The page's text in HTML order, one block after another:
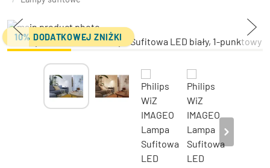
10% DODATKOWEJ ZNIŻKI